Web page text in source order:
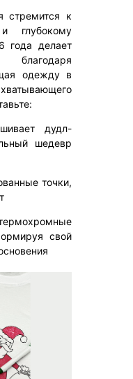
стремится к
глубокому
года делает
одежду в
дудл-
шедевр
точки,
свой